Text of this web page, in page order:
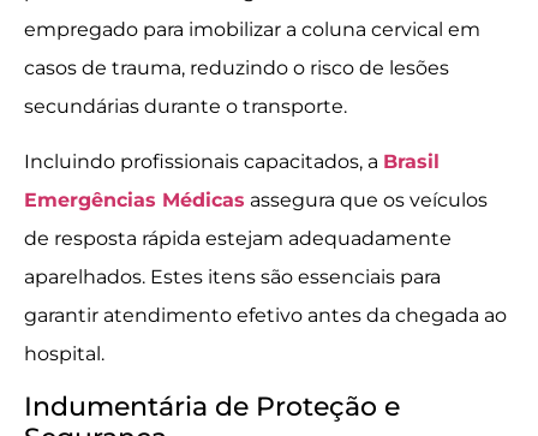
empregado para imobilizar a coluna cervical em
casos de trauma, reduzindo o risco de lesões
secundárias durante o transporte.
Incluindo profissionais capacitados, a Brasil
Emergências Médicas assegura que os veículos
de resposta rápida estejam adequadamente
aparelhados. Estes itens são essenciais para
garantir atendimento efetivo antes da chegada ao
hospital.
Indumentária de Proteção e